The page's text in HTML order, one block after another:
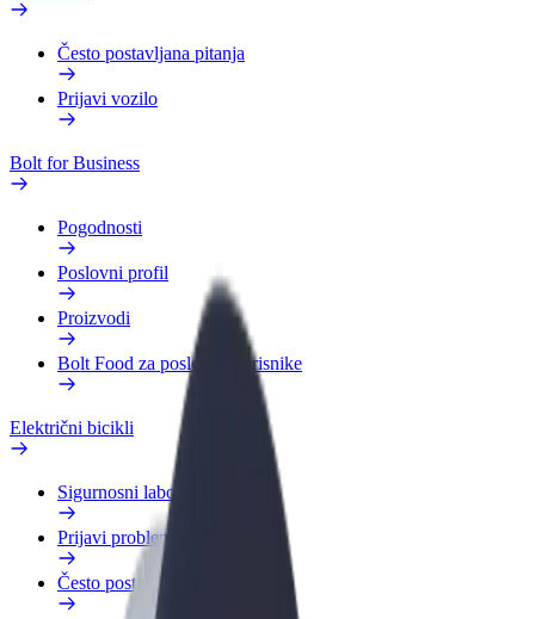
Često postavljana pitanja
Prijavi vozilo
Bolt for Business
Pogodnosti
Poslovni profil
Proizvodi
Bolt Food za poslovne korisnike
Električni bicikli
Sigurnosni laboratorij
Prijavi problem
Često postavljana pitanja